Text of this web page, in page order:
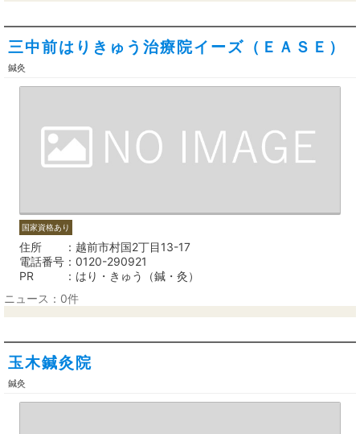
三中前はりきゅう治療院イーズ（ＥＡＳＥ）
鍼灸
国家資格あり
住所
越前市村国2丁目13-17
電話番号
0120-290921
PR
はり・きゅう（鍼・灸）
ニュース：0件
玉木鍼灸院
鍼灸